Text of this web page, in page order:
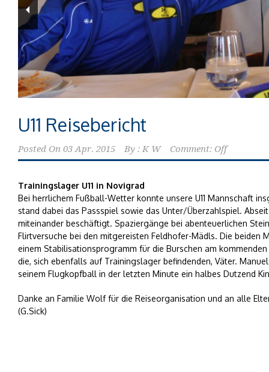
U11 Reisebericht
Posted On 03 Apr. 2015 By : K W Comment: Off
Trainingslager U11 in Novigrad
Bei herrlichem Fußball-Wetter konnte unsere U11 Mannschaft
stand dabei das Passspiel sowie das Unter/Überzahlspiel.
miteinander beschäftigt. Spaziergänge bei abenteuerlichen
Flirtversuche bei den mitgereisten Feldhofer-Mädls. Die beiden
einem Stabilisationsprogramm für die Burschen am
die, sich ebenfalls auf Trainingslager befindenden, Väter.
seinem Flugkopfball in der letzten Minute ein halbes Dutzend
Danke an Familie Wolf für die Reiseorganisation und an alle
(G.Sick)